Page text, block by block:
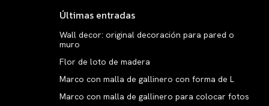
Últimas entradas
Wall decor: original decoración para pared o
muro
Flor de loto de madera
Marco con malla de gallinero con forma de L
Marco con malla de gallinero para colocar fotos